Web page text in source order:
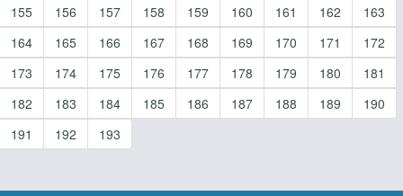
155
156 157 158 159 160 161 162
163
164
165 166 167 168 169 170 171
172
173
174 175 176 177 178 179 180
181
182
183 184 185 186 187 188 189
190
191
192 193